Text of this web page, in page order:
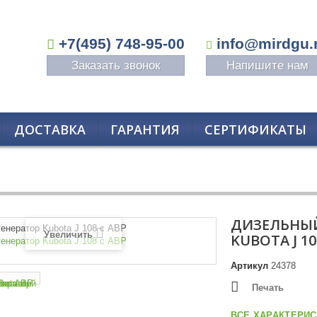
+7(495) 748-95-00
Заказать звонок Напишите нам
ДОСТАВКА ГАРАНТИЯ СЕРТИФИКАТЫ
Увеличить
KUBOTA J
Артикул 24378
Печать